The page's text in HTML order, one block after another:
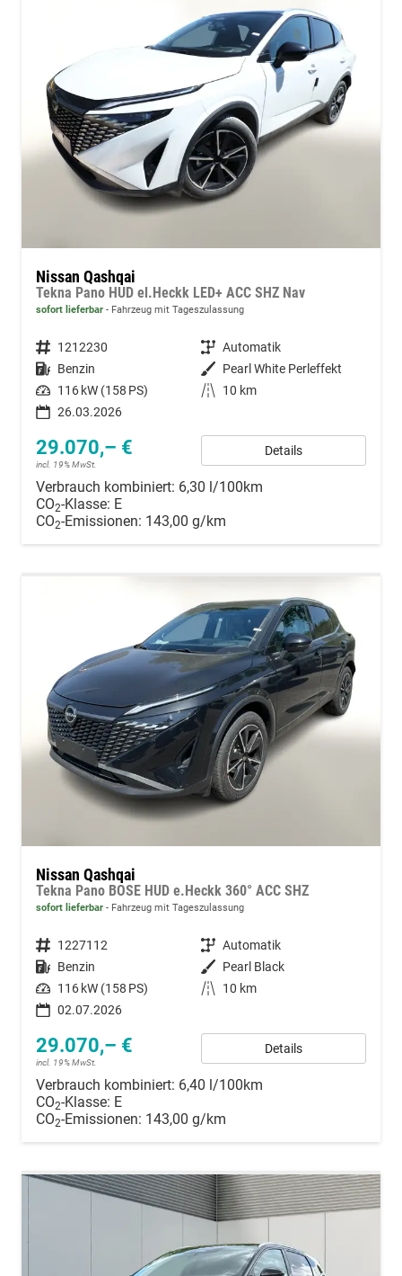
Nissan Qashqai
Tekna Pano HUD el.Heckk LED+ ACC SHZ Nav
sofort lieferbar Fahrzeug mit Tageszulassung
Fahrzeugnummer 1212230 Getriebe Automatik
Kraftstoff Benzin Außenfarbe Pearl White Perleffekt
Leistung 116 kW (158 PS) Kilometerstand
10 km
26.03.2026
29.070,– €
incl. 19% MwSt.
Details
Verbrauch kombiniert: 6,30 l/100km
CO2-Klasse: E
CO2-Emissionen: 143,00 g/km
Nissan Qashqai
Tekna Pano BOSE HUD e.Heckk 360° ACC SHZ
sofort lieferbar Fahrzeug mit Tageszulassung
Fahrzeugnummer 1227112 Getriebe Automatik
Kraftstoff Benzin Außenfarbe Pearl Black
Leistung 116 kW (158 PS) Kilometerstand
10 km
02.07.2026
29.070,– €
incl. 19% MwSt.
Details
Verbrauch kombiniert: 6,40 l/100km
CO2-Klasse: E
CO2-Emissionen: 143,00 g/km